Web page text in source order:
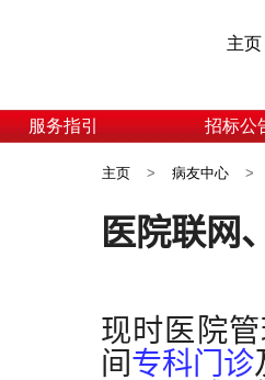
主页
服务指引 招标公
主页 > 病友中心 >